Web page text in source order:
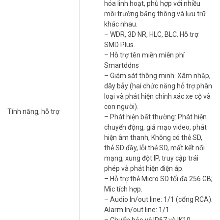
được tích hợp chip AI mạnh mẽ. Công nghệ SMD
Plus (Smart Motion Detection) giúp phân tích và phân loại chính
xác đối tượng. Nó chỉ gửi cảnh báo khi phát hiện người hoặc xe.
Điều này loại bỏ phiền nhiễu từ cảnh báo giả do côn trùng hay lá
Chất lượng hình ảnh 4MP sắc nét và ổn định
Với cảm biến 4MP và chuẩn nén H.265+, camera cho hình ảnh rõ
ràng. Đồng thời, nó tiết kiệm đáng kể băng thông và dung lượng lưu
trữ. Các công nghệ WDR (120dB) và 3D-DNR đảm bảo hình ảnh cân
bằng sáng và hạn chế nhiễu hạt.
Thiết kế chống phá hoại và chịu thời tiết cực
Vỏ kim loại chắc chắn cùng chuẩn IP67 và IK10 biến camera thành
một “trạm gác” kiên cố. Nó hoàn toàn chống nước, bụi và thậm chí
là các tác động vật lý. Bạn có thể yên tâm lắp đặt ngoài trời.
Để lựa chọn được camera DAHUA phù hợp với nhu cầu, bạn có thể
để được hỗ trợ, tư vấn miễn phí giải
Tính năng, hỗ trợ
hóa linh hoạt, phù hợp với nhiều
môi trường băng thông và lưu trữ
khác nhau.
– WDR, 3D NR, HLC, BLC. Hỗ trợ
SMD Plus.
– Hỗ trợ tên miền miễn phí
Smartddns
– Giám sát thông minh: Xâm nhập,
dây bẫy (hai chức năng hỗ trợ phân
loại và phát hiện chính xác xe cộ và
con người).
– Phát hiện bất thường: Phát hiện
chuyển động, giả mạo video, phát
hiện âm thanh, Không có thẻ SD,
thẻ SD đầy, lỗi thẻ SD, mất kết nối
mạng, xung đột IP, truy cập trái
phép và phát hiện điện áp.
– Hỗ trợ thẻ Micro SD tối đa 256 GB;
Mic tích hợp.
– Audio In/out line: 1/1 (cổng RCA).
Alarm In/out line: 1/1